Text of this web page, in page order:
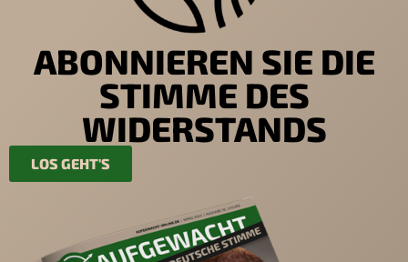
ABONNIEREN SIE DIE
STIMME DES
WIDERSTANDS
LOS GEHT'S